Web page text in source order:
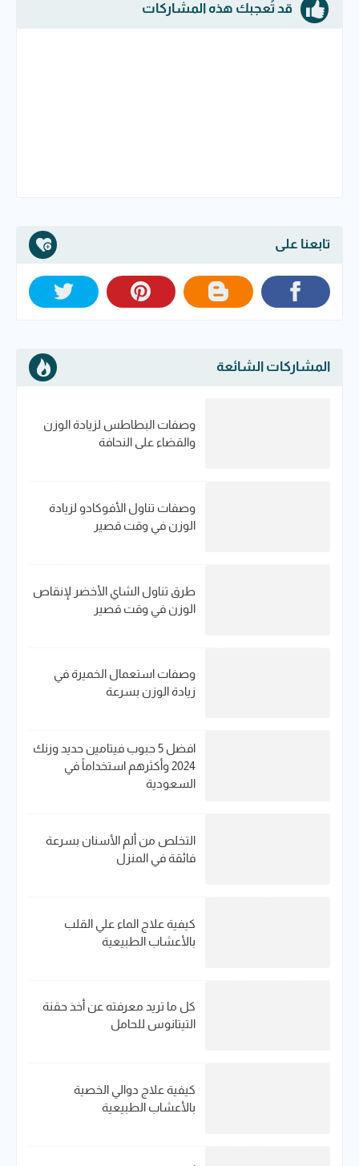
قد تُعجبك هذه المشاركات
تابعنا على
المشاركات الشائعة
وصفات البطاطس لزيادة الوزن
والقضاء على النحافة
وصفات تناول الأفوكادو لزيادة
الوزن في وقت قصير
طرق تناول الشاي الأخضر لإنقاص
الوزن في وقت قصير
وصفات استعمال الخميرة في
زيادة الوزن بسرعة
افضل 5 حبوب فيتامين حديد​ وزنك
2024 وأكثرهم استخداماً في
السعودية
التخلص من ألم الأسنان بسرعة
فائقة في المنزل
كيفية علاج الماء علي القلب
بالأعشاب الطبيعية
كل ما تريد معرفته عن أخذ حقنة
التيتانوس للحامل
كيفية علاج دوالي الخصية
بالأعشاب الطبيعية